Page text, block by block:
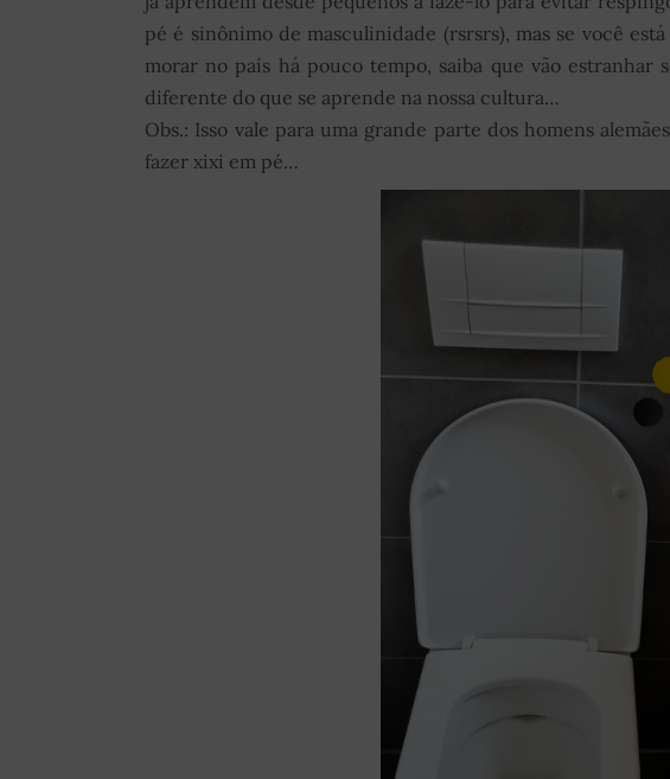
pé é sinônimo de masculinidade (rsrsrs), mas se você
morar no país há pouco tempo, saiba que vão estranhar
diferente do que se aprende na nossa cultura…
Obs.: Isso vale para uma grande parte dos homens
fazer xixi em pé…